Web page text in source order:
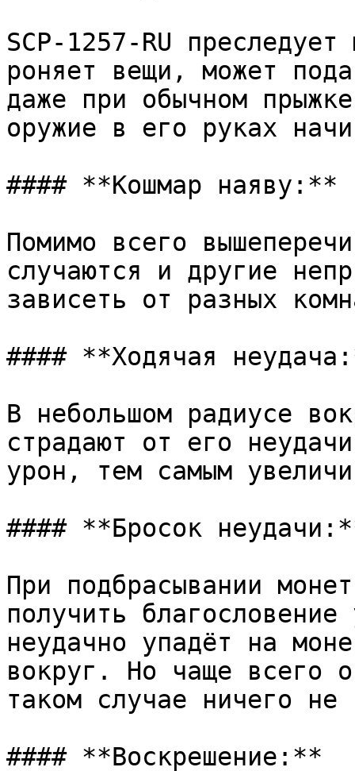
SCP-1257-RU
роняет вещи, может
даже при обычном
оружие в его руках
#### **Кошмар наяву:**
Помимо всего
случаются и другие
зависеть от разных
#### **Ходячая
В небольшом радиусе
страдают от его
урон, тем самым
#### **Бросок
При подбрасывании
получить
неудачно упадёт на
вокруг. Но чаще всего
таком случае ничего не
#### **Воскрешение:**